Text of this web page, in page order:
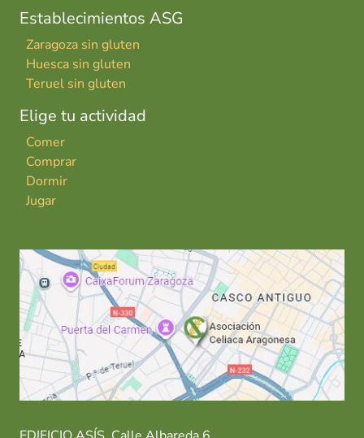
Establecimientos ASG
Zaragoza sin gluten
Huesca sin gluten
Teruel sin gluten
Elige tu actividad
Comer
Comprar
Dormir
Jugar